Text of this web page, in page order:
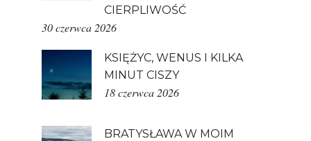
CIERPLIWOŚĆ
30 czerwca 2026
KSIĘŻYC, WENUS I KILKA
MINUT CISZY
18 czerwca 2026
BRATYSŁAWA W MOIM